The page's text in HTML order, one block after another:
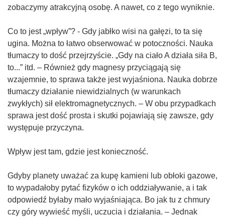
zobaczymy atrakcyjną osobę. A nawet, co z tego wyniknie.
Co to jest „wpływ”? - Gdy jabłko wisi na gałęzi, to ta się
ugina. Można to łatwo obserwować w potoczności. Nauka
tłumaczy to dość przejrzyście. „Gdy na ciało A działa siła B,
to...” itd. – Również gdy magnesy przyciągają się
wzajemnie, to sprawa także jest wyjaśniona. Nauka dobrze
tłumaczy działanie niewidzialnych (w warunkach
zwykłych) sił elektromagnetycznych. – W obu przypadkach
sprawa jest dość prosta i skutki pojawiają się zawsze, gdy
występuje przyczyna.
Wpływ jest tam, gdzie jest konieczność.
Gdyby planety uważać za kupę kamieni lub obłoki gazowe,
to wypadałoby pytać fizyków o ich oddziaływanie, a i tak
odpowiedź byłaby mało wyjaśniająca. Bo jak tu z chmury
czy góry wywieść myśli, uczucia i działania. – Jednak